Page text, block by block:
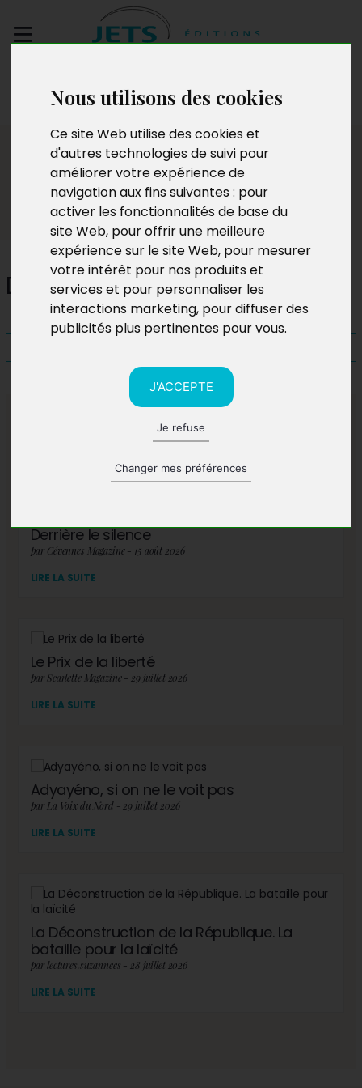
Nous utilisons des cookies
Ce site Web utilise des cookies et
d'autres technologies de suivi pour
améliorer votre expérience de
navigation aux fins suivantes : pour
activer les fonctionnalités de base du
site Web, pour offrir une meilleure
expérience sur le site Web, pour mesurer
votre intérêt pour nos produits et
services et pour personnaliser les
interactions marketing, pour diffuser des
publicités plus pertinentes pour vous.
J'ACCEPTE
Je refuse
Changer mes préférences
manuscrit
Presse
Destins Croisés
A lire également
Derrière le silence
par Cévennes Magazine - 15 août 2026
LIRE LA SUITE
Le Prix de la liberté
par Scarlette Magazine - 29 juillet 2026
LIRE LA SUITE
Adyayéno, si on ne le voit pas
par La Voix du Nord - 29 juillet 2026
LIRE LA SUITE
La Déconstruction de la République. La
bataille pour la laïcité
par lectures.suzannees - 28 juillet 2026
LIRE LA SUITE